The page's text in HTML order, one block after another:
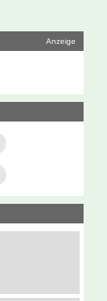
Anzeige